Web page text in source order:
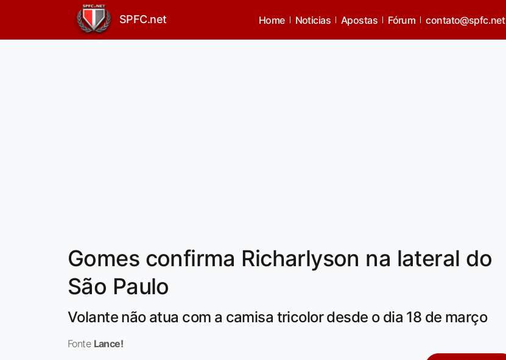
SPFC.net Home Noticias Apostas Fórum contato@spfc.net
Gomes confirma Richarlyson na lateral do
São Paulo
Volante não atua com a camisa tricolor desde o dia 18 de março
Fonte Lance!